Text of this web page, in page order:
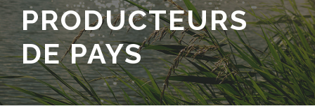
PRODUCTEURS
DE PAYS